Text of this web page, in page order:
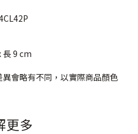
長 9 cm
會略有不同，以實際商品顏色
更多